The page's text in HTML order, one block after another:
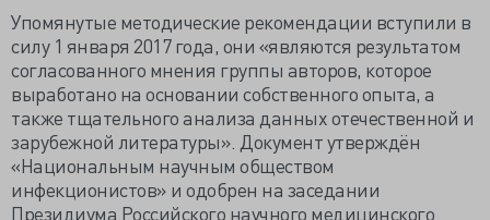
Упомянутые методические рекомендации вступили в
силу 1 января 2017 года, они «являются результатом
согласованного мнения группы авторов, которое
выработано на основании собственного опыта, а
также тщательного анализа данных отечественной и
зарубежной литературы». Документ утверждён
«Национальным научным обществом
инфекционистов» и одобрен на заседании
Президиума Российского научного медицинского